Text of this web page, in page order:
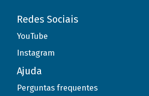
Redes Sociais
YouTube
Instagram
Ajuda
Perguntas frequentes